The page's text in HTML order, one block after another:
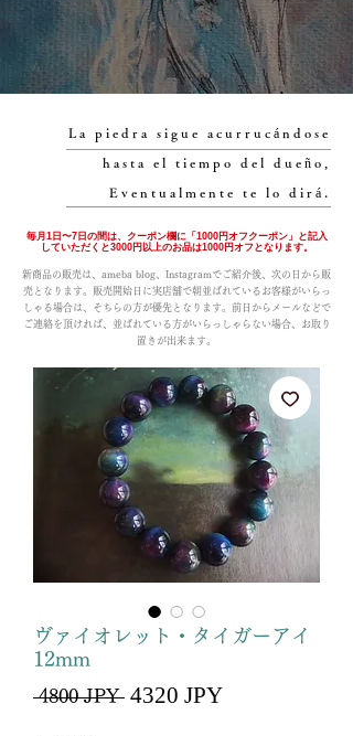
La piedra sigue acurrucándose
hasta el tiempo del dueño,
Eventualmente te lo dirá.
毎月1日〜7日の間は、クーポン欄に「1000円オフクーポン」と記入
していただくと3000円以上のお品は1000円オフとなります。
新商品の販売は、ameba blog、Instagramでご紹介後、次の日から販
売となります。販売開始日に実店舗で朝並ばれているお客様がいらっ
しゃる場合は、そちらの方が優先となります。前日からメールなどで
ご連絡を頂ければ、並ばれている方がいらっしゃらない場合、お取り
置きが出来ます。
ヴァイオレット・タイガーアイ
12mm
4800 JPY Precio
4320 JPYPrecio